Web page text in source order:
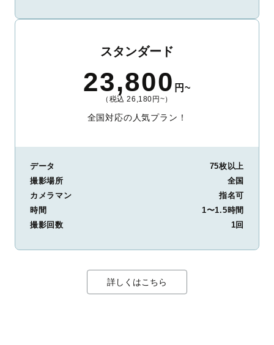
スタンダード
23,800 円~
（税込 26,180円~）
全国対応の人気プラン！
データ
75枚以上
撮影場所
全国
カメラマン
指名可
時間
1〜1.5時間
撮影回数
1回
詳しくはこちら